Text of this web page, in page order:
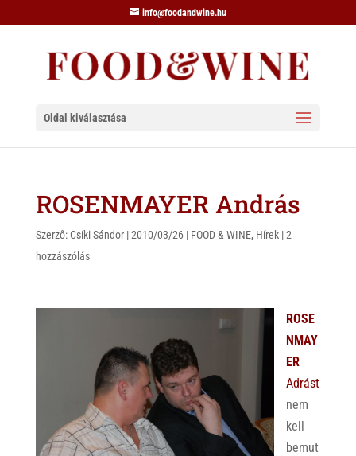
info@foodandwine.hu
Oldal kiválasztása
ROSENMAYER András
Szerző: Csíki Sándor|2010/03/26| FOOD & WINE, Hírek|2
hozzászólás
ROSE
NMAY
ER
Adrást
nem
kell
bemut